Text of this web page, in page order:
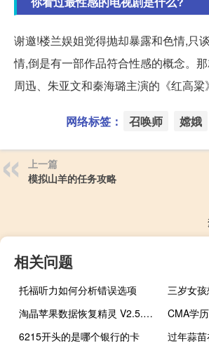
谢邀!楼兰娱姐觉得抛却暴露和色情,只
情,倒是有一部作品符合性感的概念。
周迅、朱亚文和秦海璐主演的《红高粱
网络标签： 召唤师 嫦娥
上一篇
模拟山羊的任务攻略
相关问题
托福听力如何分析错误选项
三岁女
淘晶苹果数据恢复精灵 V2.5.38 免费版（淘晶苹果数据恢复精灵 V2.5.38 免费版功能简介）
CMA学
6215开头的是哪个银行的卡
过年蒜